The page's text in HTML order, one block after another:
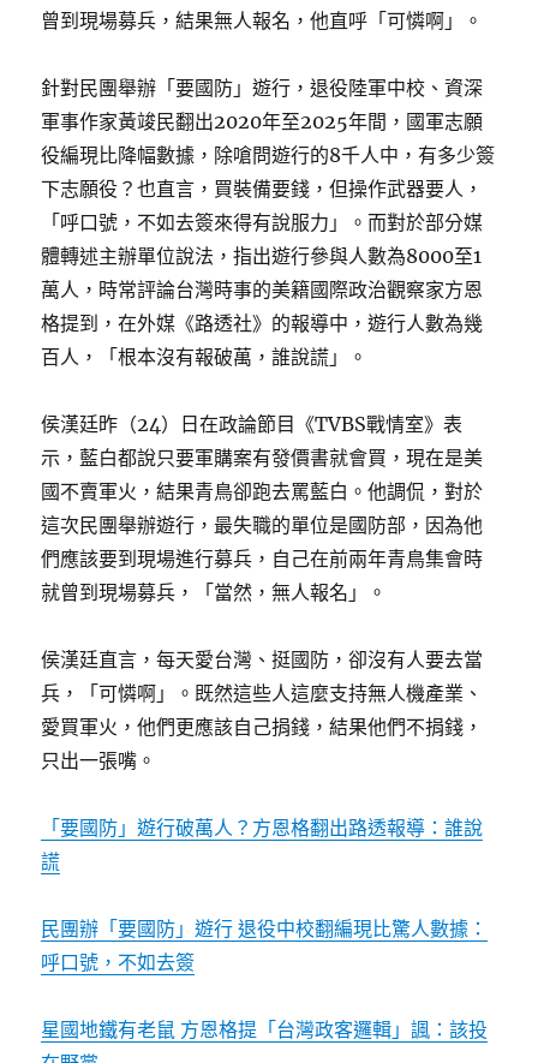
曾到現場募兵，結果無人報名，他直呼「可憐啊」。
針對民團舉辦「要國防」遊行，退役陸軍中校、資深
軍事作家黃竣民翻出2020年至2025年間，國軍志願
役編現比降幅數據，除嗆問遊行的8千人中，有多少簽
下志願役？也直言，買裝備要錢，但操作武器要人，
「呼口號，不如去簽來得有說服力」。而對於部分媒
體轉述主辦單位說法，指出遊行參與人數為8000至1
萬人，時常評論台灣時事的美籍國際政治觀察家方恩
格提到，在外媒《路透社》的報導中，遊行人數為幾
百人，「根本沒有報破萬，誰說謊」。
侯漢廷昨（24）日在政論節目《TVBS戰情室》表
示，藍白都說只要軍購案有發價書就會買，現在是美
國不賣軍火，結果青鳥卻跑去罵藍白。他調侃，對於
這次民團舉辦遊行，最失職的單位是國防部，因為他
們應該要到現場進行募兵，自己在前兩年青鳥集會時
就曾到現場募兵，「當然，無人報名」。
侯漢廷直言，每天愛台灣、挺國防，卻沒有人要去當
兵，「可憐啊」。既然這些人這麼支持無人機產業、
愛買軍火，他們更應該自己捐錢，結果他們不捐錢，
只出一張嘴。
「要國防」遊行破萬人？方恩格翻出路透報導：誰說
謊
民團辦「要國防」遊行 退役中校翻編現比驚人數據：
呼口號，不如去簽
星國地鐵有老鼠 方恩格提「台灣政客邏輯」諷：該投